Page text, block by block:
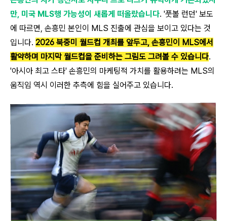
만, 미국 MLS행 가능성이 새롭게 떠올랐습니다. '풋볼 런던' 보도
에 따르면, 손흥민 본인이 MLS 진출에 관심을 보이고 있다는 것
입니다. 2026 북중미 월드컵 개최를 앞두고, 손흥민이 MLS에서
활약하며 마지막 월드컵을 준비하는 그림도 그려볼 수 있습니다.
'아시아 최고 스타' 손흥민의 마케팅적 가치를 활용하려는 MLS의
움직임 역시 이러한 추측에 힘을 실어주고 있습니다.